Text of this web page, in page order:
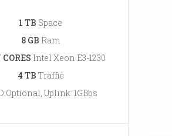
1 TB Space
8 GB Ram
Intel Xeon E3-1230
4 TB Traffic
Uplink: 1GBbs